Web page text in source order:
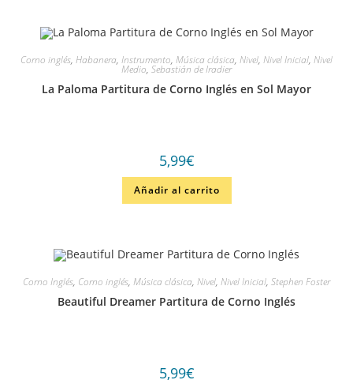
Corno inglés, Habanera, Instrumento, Música clásica, Nivel, Nivel Inicial, Nivel
Medio, Sebastián de Iradier
La Paloma Partitura de Corno Inglés en Sol Mayor
5,99€
Añadir al carrito
Corno Inglés, Corno inglés, Música clásica, Nivel, Nivel Inicial, Stephen Foster
Beautiful Dreamer Partitura de Corno Inglés
5,99€